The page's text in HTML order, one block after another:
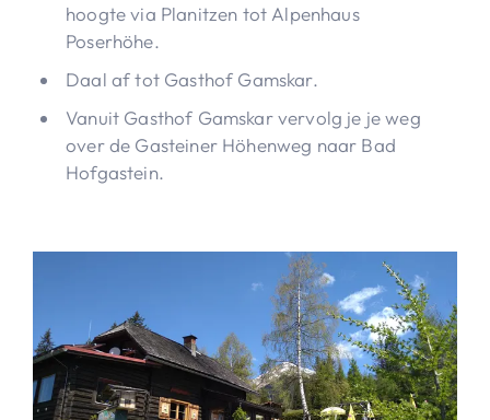
hoogte via Planitzen tot Alpenhaus
Poserhöhe.
Daal af tot Gasthof Gamskar.
Vanuit Gasthof Gamskar vervolg je je weg
over de Gasteiner Höhenweg naar Bad
Hofgastein.